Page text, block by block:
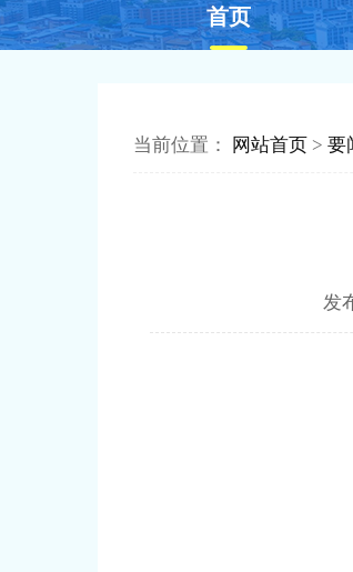
首页
当前位置： 网站首页 > 要
发